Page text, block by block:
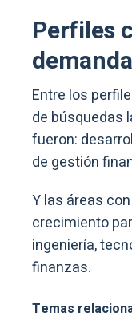
Perfiles
demanda
Entre los
de búsquedas
fueron:
de gestión
Y las áreas
crecimiento
ingeniería,
finanzas.
Temas